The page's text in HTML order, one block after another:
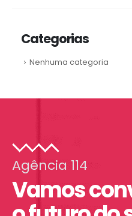
Categorias
Nenhuma categoria
Agência 114
Vamos